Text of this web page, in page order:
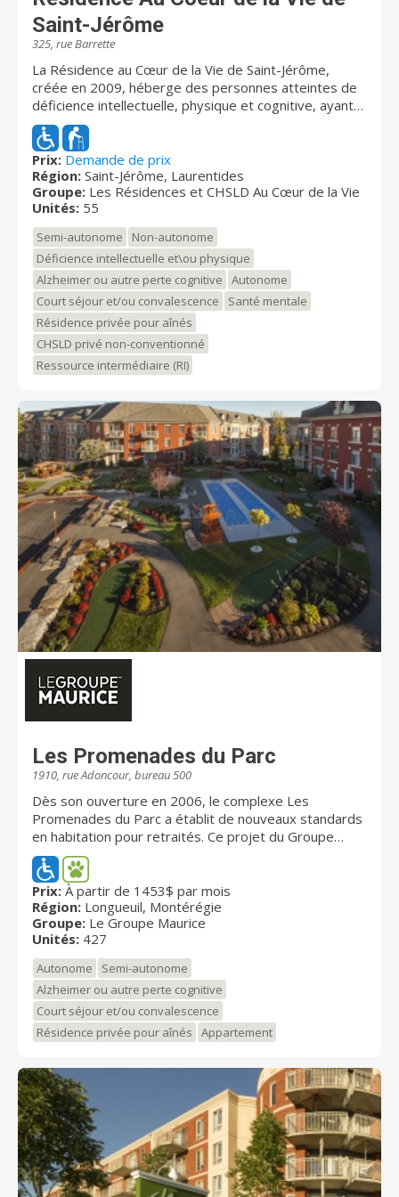
Saint-Jérôme
325, rue Barrette
La Résidence au Cœur de la Vie de Saint-Jérôme,
créée en 2009, héberge des personnes atteintes de
déficience intellectuelle, physique et cognitive, ayant
des besoins d’assistance et de soins. Toutes les
chambres (simples ou doubles) sont équipées de
commodités et accessoires contribuant à agrémenter
le séjour de nos résidents. Les résidents jouissent de
soins et services de qualité offerts par un personnel
compétent et professionnel, le tout dans un
environnement sain et sécuritaire. Les Résidences au
Cœur de la Vie sont agréées par le Conseil Québécois
d’Agrément (CQA) et sont membres de l'Association
des ressources intermédiaires d'hébergement du
Québec (ARIHQ).
Prix: Demande de prix
Région: Saint-Jérôme, Laurentides
Groupe: Les Résidences et CHSLD Au Cœur de la Vie
Unités: 55
Semi-autonome
Non-autonome
Déficience intellectuelle et\ou physique
Alzheimer ou autre perte cognitive
Autonome
Court séjour et/ou convalescence
Santé mentale
Résidence privée pour aînés
CHSLD privé non-conventionné
Ressource intermédiaire (RI)
Les Promenades du Parc
1910, rue Adoncour, bureau 500
Dès son ouverture en 2006, le complexe Les
Promenades du Parc a établit de nouveaux standards
en habitation pour retraités. Ce projet du Groupe
Maurice offrait enfin la possibilité d'acheter ou de
louer son unité tout en profitant des avantages de la
vie en résidence : une première au Québec!
Récipiendaire du prix d'excellence en immobilier de
l'Institut de développement urbain du Québec (IDU)
en 2007, ce complexe résidentiel novateur jouit d'une
notoriété incontestée. Situé au coeur d'un
environnement privilégié à Longueuil, Les
Promenades du Parc vous propose un milieu de vie
dynamique et une diversité de services favorisant la
tranquilité d'esprit et le mieux-être, tels que vous les
d’Excellence en Immobilier – 2007 Catégorie multi-
résidentiel Institut de Développement Urbain
Prix: À partir de 1453$ par mois
Région: Longueuil, Montérégie
Groupe: Le Groupe Maurice
Unités: 427
Autonome
Semi-autonome
Alzheimer ou autre perte cognitive
Court séjour et/ou convalescence
Résidence privée pour aînés
Appartement